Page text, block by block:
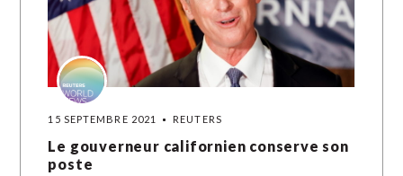
15 SEPTEMBRE 2021 REUTERS
Le gouverneur californien conserve son
poste